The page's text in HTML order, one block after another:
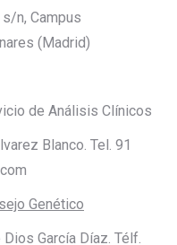
n, Campus
(Madrid)
de Análisis Clínicos
Blanco. Tel. 91
Genético
García Díaz. Télf.